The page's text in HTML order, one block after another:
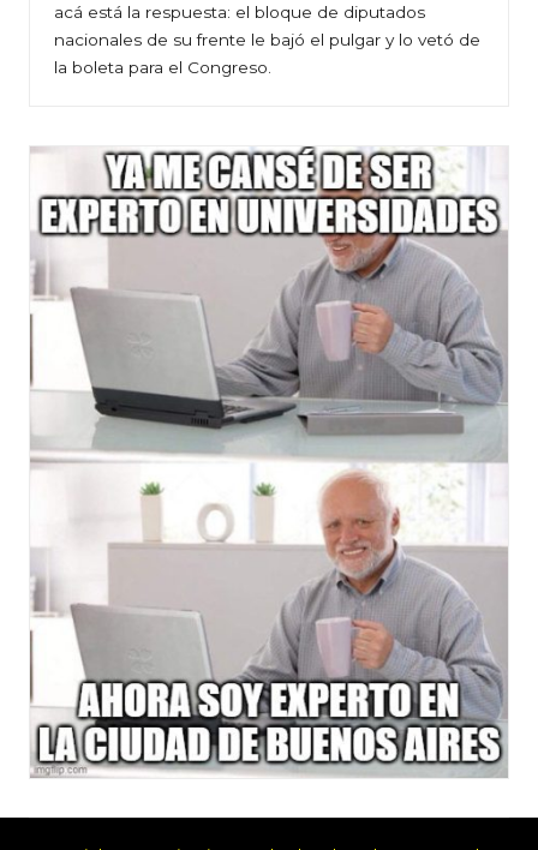
acá está la respuesta: el bloque de diputados
nacionales de su frente le bajó el pulgar y lo vetó de
la boleta para el Congreso.